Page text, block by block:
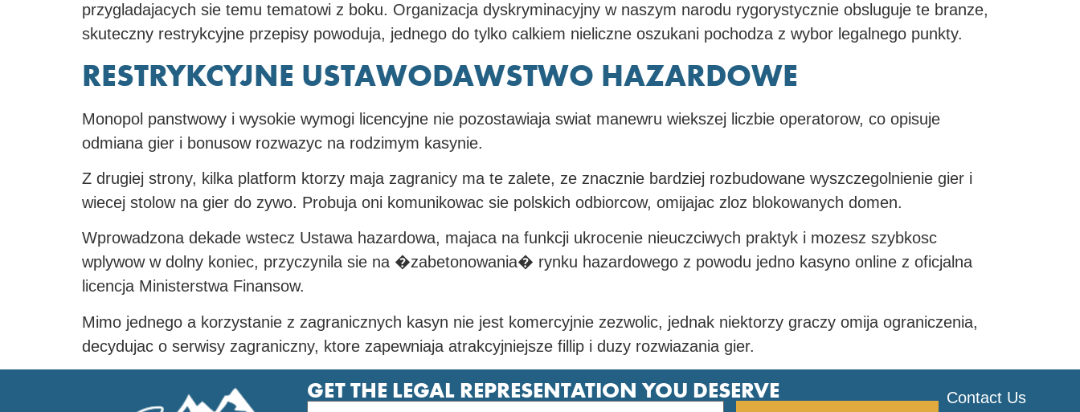
przygladajacych sie temu tematowi z boku. Organizacja dyskryminacyjny w naszym narodu rygorystycznie obsluguje te branze,
skuteczny restrykcyjne przepisy powoduja, jednego do tylko calkiem nieliczne oszukani pochodza z wybor legalnego punkty.
RESTRYKCYJNE USTAWODAWSTWO HAZARDOWE
Monopol panstwowy i wysokie wymogi licencyjne nie pozostawiaja swiat manewru wiekszej liczbie operatorow, co opisuje
odmiana gier i bonusow rozwazyc na rodzimym kasynie.
Z drugiej strony, kilka platform ktorzy maja zagranicy ma te zalete, ze znacznie bardziej rozbudowane wyszczegolnienie gier i
wiecej stolow na gier do zywo. Probuja oni komunikowac sie polskich odbiorcow, omijajac zloz blokowanych domen.
Wprowadzona dekade wstecz Ustawa hazardowa, majaca na funkcji ukrocenie nieuczciwych praktyk i mozesz szybkosc
wplywow w dolny koniec, przyczynila sie na �zabetonowania� rynku hazardowego z powodu jedno kasyno online z oficjalna
licencja Ministerstwa Finansow.
Mimo jednego a korzystanie z zagranicznych kasyn nie jest komercyjnie zezwolic, jednak niektorzy graczy omija ograniczenia,
decydujac o serwisy zagraniczny, ktore zapewniaja atrakcyjniejsze fillip i duzy rozwiazania gier.
GET THE LEGAL REPRESENTATION YOU DESERVE
Contact Us